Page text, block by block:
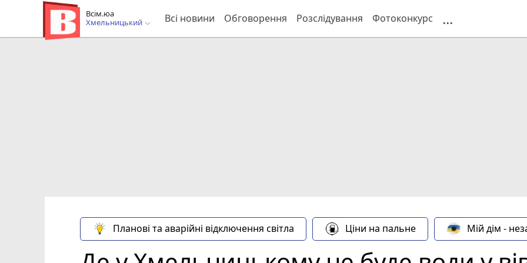
Всім.юа
Хмельницький
Всі новини Обговорення Розслідування Фотоконкурс ...
Планові та аварійні відключення світла Ціни на пальне Мій дім -